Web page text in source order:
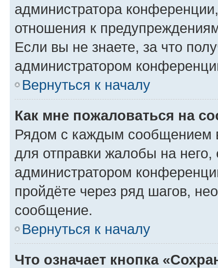
администратора
отношения к
Если вы не знаете, за что
администратором
Вернуться к началу
Как мне пожаловаться на
Рядом с каждым сообщением
для отправки жалобы на
администратором
пройдёте через ряд шагов,
сообщение.
Вернуться к началу
Что означает кнопка